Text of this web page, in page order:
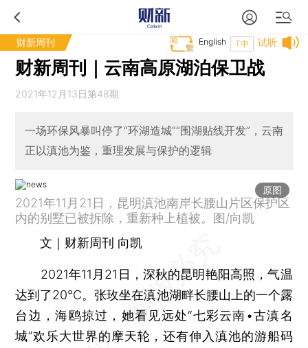
财新周刊 试听
T中
English
财新周刊｜云南高原湖泊保卫战
2021年12月13日第48期
一场环保风暴叫停了“环湖造城”“围湖贴线开发”，云南
正以滇池为鉴，重理发展与保护的逻辑
原图
2021年11月21日，昆明滇池南岸长腰山片区保护区
内的别墅已被拆除，重新种上植被。图/向凯
文｜财新周刊 向凯
2021年11月21日，深秋的昆明艳阳高照，气温
达到了20℃。张玫坐在滇池湖畔长腰山上的一个露
台边，海鸥掠过，她看见远处“七彩云南•古滇名
城”欢乐大世界的摩天轮，还有伸入滇池的游船码